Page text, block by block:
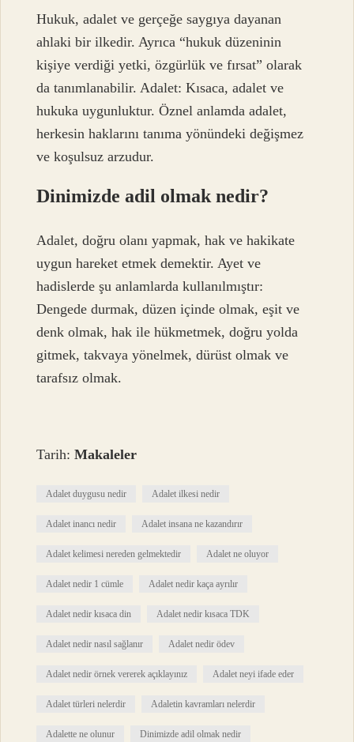
Hukuk, adalet ve gerçeğe saygıya dayanan
ahlaki bir ilkedir. Ayrıca “hukuk düzeninin
kişiye verdiği yetki, özgürlük ve fırsat” olarak
da tanımlanabilir. Adalet: Kısaca, adalet ve
hukuka uygunluktur. Öznel anlamda adalet,
herkesin haklarını tanıma yönündeki değişmez
ve koşulsuz arzudur.
Dinimizde adil olmak nedir?
Adalet, doğru olanı yapmak, hak ve hakikate
uygun hareket etmek demektir. Ayet ve
hadislerde şu anlamlarda kullanılmıştır:
Dengede durmak, düzen içinde olmak, eşit ve
denk olmak, hak ile hükmetmek, doğru yolda
gitmek, takvaya yönelmek, dürüst olmak ve
tarafsız olmak.
Tarih:Makaleler
Adalet duygusu nedir Adalet ilkesi nedir
Adalet inancı nedir Adalet insana ne kazandırır
Adalet kelimesi nereden gelmektedir Adalet ne oluyor
Adalet nedir 1 cümle Adalet nedir kaça ayrılır
Adalet nedir kısaca din Adalet nedir kısaca TDK
Adalet nedir nasıl sağlanır Adalet nedir ödev
Adalet nedir örnek vererek açıklayınız Adalet neyi ifade eder
Adalet türleri nelerdir Adaletin kavramları nelerdir
Adalette ne olunur Dinimizde adil olmak nedir